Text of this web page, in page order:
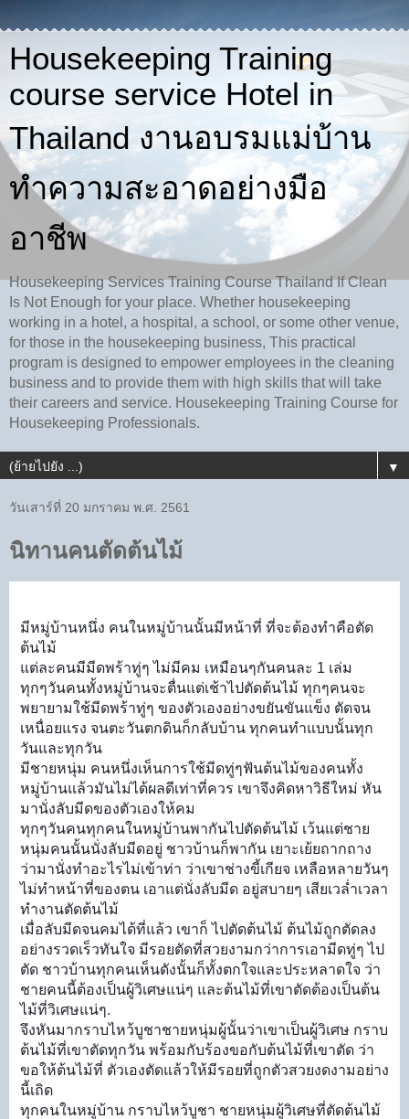
Housekeeping Training
course service Hotel in
Thailand งานอบรมแม่บ้าน
ทำความสะอาดอย่างมือ
อาชีพ
Housekeeping Services Training Course Thailand If Clean
Is Not Enough for your place. Whether housekeeping
working in a hotel, a hospital, a school, or some other venue,
for those in the housekeeping business, This practical
program is designed to empower employees in the cleaning
business and to provide them with high skills that will take
their careers and service. Housekeeping Training Course for
Housekeeping Professionals.
▼
วันเสาร์ที่ 20 มกราคม พ.ศ. 2561
นิทานคนตัดต้นไม้
มีหมู่บ้านหนึ่ง คนในหมู่บ้านนั้นมีหน้าที่ ที่จะต้องทำคือตัด
ต้นไม้
แต่ละคนมีมีดพร้าทู่ๆ ไม่มีคม เหมือนๆกันคนละ 1 เล่ม
ทุกๆวันคนทั้งหมู่บ้านจะตื่นแต่เช้าไปตัดต้นไม้ ทุกๆคนจะ
พยายามใช้มีดพร้าทู่ๆ ของตัวเองอย่างขยันขันแข็ง ตัดจน
เหนื่อยแรง จนตะวันตกดินก็กลับบ้าน ทุกคนทำแบบนั้นทุก
วันและทุกวัน
มีชายหนุ่ม คนหนึ่งเห็นการใช้มีดทู่ๆฟันต้นไม้ของคนทั้ง
หมู่บ้านแล้วมันไม่ได้ผลดีเท่าที่ควร เขาจึงคิดหาวิธีใหม่ หัน
มานั่งลับมีดของตัวเองให้คม
ทุกๆวันคนทุกคนในหมู่บ้านพากันไปตัดต้นไม้ เว้นแต่ชาย
หนุ่มคนนั้นนั่งลับมีดอยู่ ชาวบ้านก็พากัน เยาะเย้ยถากถาง
ว่ามานั่งทำอะไรไม่เข้าท่า ว่าเขาช่างขี้เกียจ เหลือหลายวันๆ
ไม่ทำหน้าที่ของตน เอาแต่นั่งลับมีด อยู่สบายๆ เสียเวล่ำเวลา
ทำงานตัดต้นไม้
เมื่อลับมีดจนคมได้ที่แล้ว เขาก็ ไปตัดต้นไม้ ต้นไม้ถูกตัดลง
อย่างรวดเร็วทันใจ มีรอยตัดที่สวยงามกว่าการเอามีดทู่ๆ ไป
ตัด ชาวบ้านทุกคนเห็นดังนั้นก็ทั้งตกใจและประหลาดใจ ว่า
ชายคนนี้ต้องเป็นผู้วิเศษแน่ๆ และต้นไม้ที่เขาตัดต้องเป็นต้น
ไม้ที่วิเศษแน่ๆ.
จึงหันมากราบไหว้บูชาชายหนุ่มผู้นั้นว่าเขาเป็นผู้วิเศษ กราบ
ต้นไม้ที่เขาตัดทุกวัน พร้อมกับร้องขอกับต้นไม้ที่เขาตัด ว่า
ขอให้ต้นไม้ที่ ตัวเองตัดแล้วให้มีรอยที่ถูกตัวสวยงดงามอย่าง
นี้เถิด
ทุกคนในหมู่บ้าน กราบไหว้บูชา ชายหนุ่มผู้วิเศษที่ตัดต้นไม้